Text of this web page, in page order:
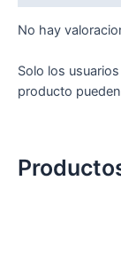
No hay
Solo los
producto